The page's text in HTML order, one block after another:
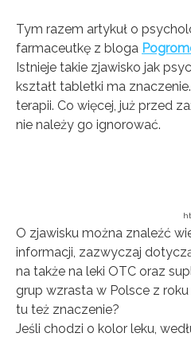
Tym razem artykuł o
farmaceutkę z bloga
Istnieje takie zjawisko jak
kształt tabletki ma
terapii. Co więcej, już przed
nie należy go ignorować.
O zjawisku można znaleźć
informacji, zazwyczaj
na także na leki OTC oraz
grup wzrasta w Polsce z
tu też znaczenie?
Jeśli chodzi o kolor leku,